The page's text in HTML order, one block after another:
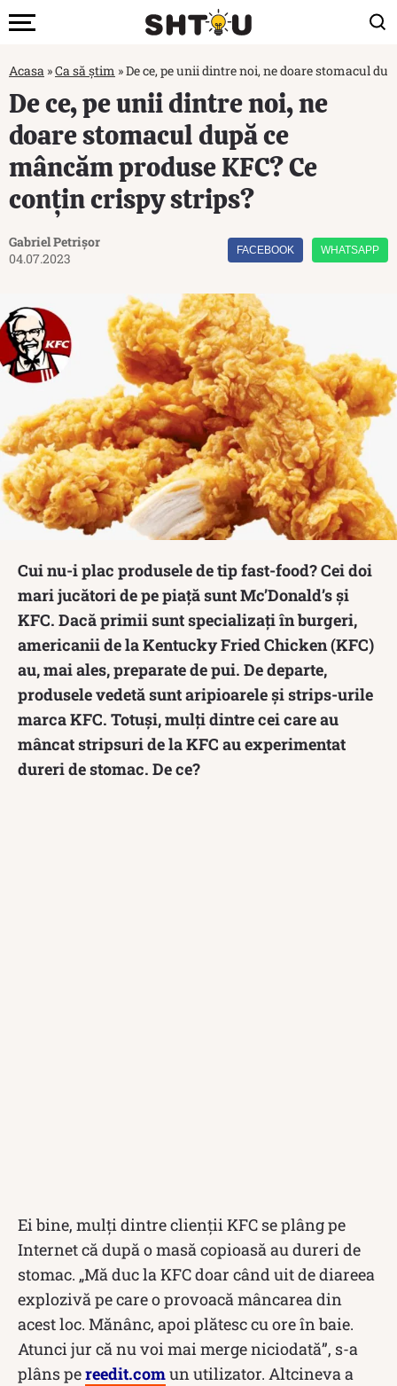
Acasa »Ca să știm »De ce, pe unii dintre noi, ne doare stomacul
De ce, pe unii dintre noi, ne
doare stomacul după ce
mâncăm produse KFC? Ce
conțin crispy strips?
Gabriel Petrișor
04.07.2023
FACEBOOK WHATSAPP
Cui nu-i plac produsele de tip fast-food? Cei doi
mari jucători de pe piață sunt Mc’Donald’s și
KFC. Dacă primii sunt specializați în burgeri,
americanii de la Kentucky Fried Chicken (KFC)
au, mai ales, preparate de pui. De departe,
produsele vedetă sunt aripioarele și strips-urile
marca KFC. Totuși, mulți dintre cei care au
mâncat stripsuri de la KFC au experimentat
dureri de stomac. De ce?
Ei bine, mulți dintre clienții KFC se plâng pe
Internet că după o masă copioasă au dureri de
stomac. „Mă duc la KFC doar când uit de diareea
explozivă pe care o provoacă mâncarea din
acest loc. Mănânc, apoi plătesc cu ore în baie.
Atunci jur că nu voi mai merge niciodată”, s-a
plâns pereedit.comun utilizator. Altcineva a